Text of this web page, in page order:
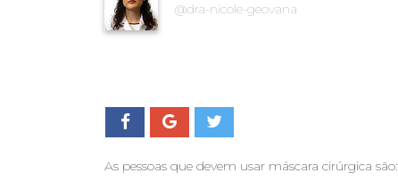
@dra-nicole-geovana
As pessoas que devem usar máscara cirúrgica são: